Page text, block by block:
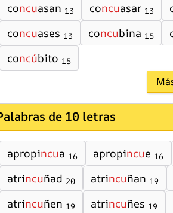
concuasan 13 concuasar 13
concuases 13 concubina 15
concúbito 15
de 10 letras
apropincua 16 apropincue 16
atrincuñad 20 atrincuñan 19
atrincuñen 19 atrincuñes 19